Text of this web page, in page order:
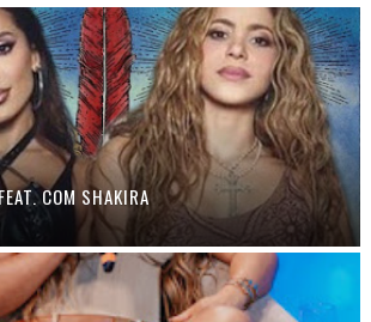
COM SHAKIRA